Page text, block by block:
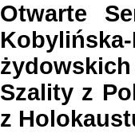
Otwarte
Szality z
z